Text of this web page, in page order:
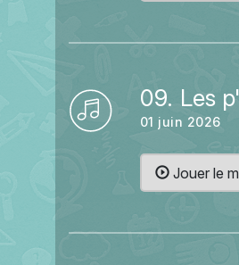
09. Les
01 juin 2026
Jouer le